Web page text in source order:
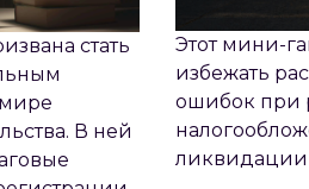
стать
В ней
Этот мини-
избежать
ошибок при
ликвидации